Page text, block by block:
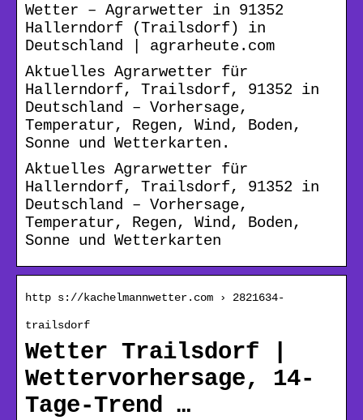
Wetter – Agrarwetter in 91352
Hallerndorf (Trailsdorf) in
Deutschland | agrarheute.com
Aktuelles Agrarwetter für
Hallerndorf, Trailsdorf, 91352 in
Deutschland – Vorhersage,
Temperatur, Regen, Wind, Boden,
Sonne und Wetterkarten.
Aktuelles Agrarwetter für
Hallerndorf, Trailsdorf, 91352 in
Deutschland – Vorhersage,
Temperatur, Regen, Wind, Boden,
Sonne und Wetterkarten
http s://kachelmannwetter.com › 2821634-
trailsdorf
Wetter Trailsdorf |
Wettervorhersage, 14-
Tage-Trend …